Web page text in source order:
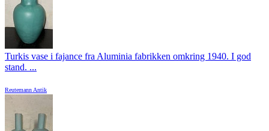
Turkis vase i fajance fra Aluminia fabrikken omkring 1940. I god
stand. ...
Reutemann Antik